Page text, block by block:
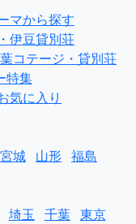
マから探す
伊豆貸別荘
コテージ・貸別荘
特集
気に入り
宮城 山形 福島
埼玉 千葉 東京